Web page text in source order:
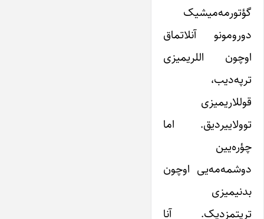
گؤتورمه‌میشیک
دورومونو آنلاتماق
اوچون اللریمیزی
ترپه‌دیب،
قوللاریمیزی
توولاییردیق. اما
چؤره‌یین
دوشمه‌مه‌یی اوچون
بد‌نیمیزی
ترپتمزدیک. آنا